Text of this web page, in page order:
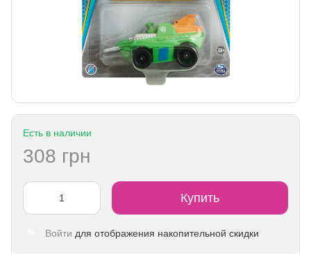
Есть в наличии
308 грн
Купить
Войти для отображения накопительной скидки